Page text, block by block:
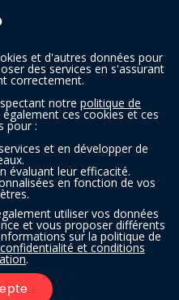
et d'autres données pour
des services en s'assurant
correctement.
notre politique de
ces cookies et ces
pour :
et en développer de
évaluant leur efficacité.
en fonction de vos
utiliser vos données
et vous proposer différents
sur la politique de
et conditions
.
‐ Tous droits réservés | JDC
- 5640 Mettet (Belgique)